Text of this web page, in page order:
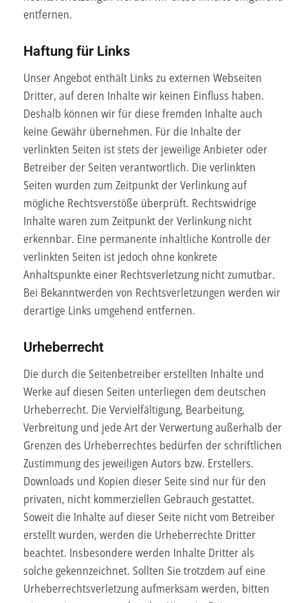
entfernen.
Haftung für Links
Unser Angebot enthält Links zu externen Webseiten
Dritter, auf deren Inhalte wir keinen Einfluss haben.
Deshalb können wir für diese fremden Inhalte auch
keine Gewähr übernehmen. Für die Inhalte der
verlinkten Seiten ist stets der jeweilige Anbieter oder
Betreiber der Seiten verantwortlich. Die verlinkten
Seiten wurden zum Zeitpunkt der Verlinkung auf
mögliche Rechtsverstöße überprüft. Rechtswidrige
Inhalte waren zum Zeitpunkt der Verlinkung nicht
erkennbar. Eine permanente inhaltliche Kontrolle der
verlinkten Seiten ist jedoch ohne konkrete
Anhaltspunkte einer Rechtsverletzung nicht zumutbar.
Bei Bekanntwerden von Rechtsverletzungen werden wir
derartige Links umgehend entfernen.
Urheberrecht
Die durch die Seitenbetreiber erstellten Inhalte und
Werke auf diesen Seiten unterliegen dem deutschen
Urheberrecht. Die Vervielfältigung, Bearbeitung,
Verbreitung und jede Art der Verwertung außerhalb der
Grenzen des Urheberrechtes bedürfen der schriftlichen
Zustimmung des jeweiligen Autors bzw. Erstellers.
Downloads und Kopien dieser Seite sind nur für den
privaten, nicht kommerziellen Gebrauch gestattet.
Soweit die Inhalte auf dieser Seite nicht vom Betreiber
erstellt wurden, werden die Urheberrechte Dritter
beachtet. Insbesondere werden Inhalte Dritter als
solche gekennzeichnet. Sollten Sie trotzdem auf eine
Urheberrechtsverletzung aufmerksam werden, bitten